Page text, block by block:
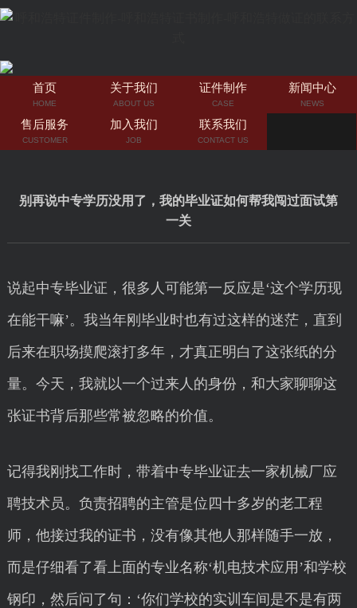
首页
HOME
关于我们
ABOUT US
证件制作
CASE
新闻中心
NEWS
售后服务
CUSTOMER
加入我们
JOB
联系我们
CONTACT US
别再说中专学历没用了，我的毕业证如何帮我闯过面试第
一关
说起中专毕业证，很多人可能第一反应是‘这个学历现
在能干嘛’。我当年刚毕业时也有过这样的迷茫，直到
后来在职场摸爬滚打多年，才真正明白了这张纸的分
量。今天，我就以一个过来人的身份，和大家聊聊这
张证书背后那些常被忽略的价值。
记得我刚找工作时，带着中专毕业证去一家机械厂应
聘技术员。负责招聘的主管是位四十多岁的老工程
师，他接过我的证书，没有像其他人那样随手一放，
而是仔细看了看上面的专业名称‘机电技术应用’和学校
钢印，然后问了句：‘你们学校的实训车间是不是有两